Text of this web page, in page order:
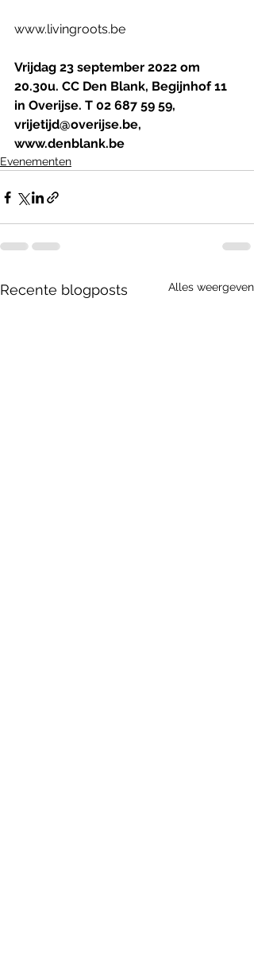
www.livingroots.be
Vrijdag 23 september 2022 om
20.30u. CC Den Blank, Begijnhof 11
in Overijse. T 02 687 59 59,
vrijetijd@overijse.be,
www.denblank.be
Evenementen
Recente blogposts Alles weergeven